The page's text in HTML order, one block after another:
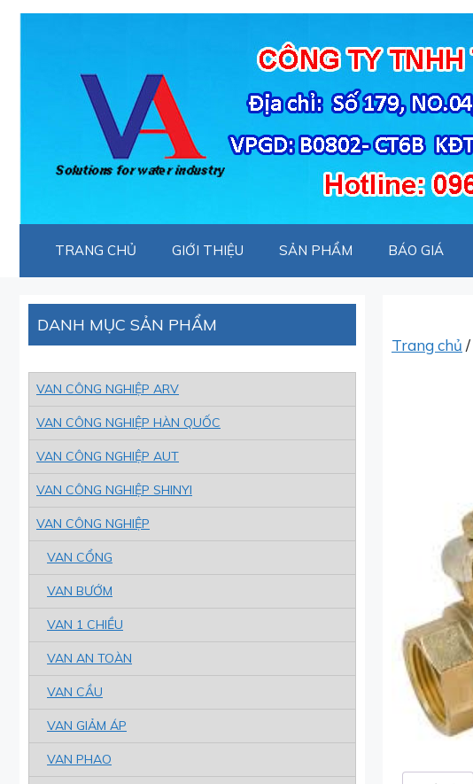
Chuyển
TRANG CHỦ GIỚI THIỆU SẢN PHẨM BÁO GIÁ
Trang chủ /
DANH MỤC SẢN PHẨM
VAN CÔNG NGHIỆP ARV
VAN CÔNG NGHIỆP HÀN QUỐC
VAN CÔNG NGHIỆP AUT
VAN CÔNG NGHIỆP SHINYI
VAN CÔNG NGHIỆP
VAN CỔNG
VAN BƯỚM
VAN 1 CHIỀU
VAN AN TOÀN
VAN CẦU
VAN GIẢM ÁP
VAN PHAO